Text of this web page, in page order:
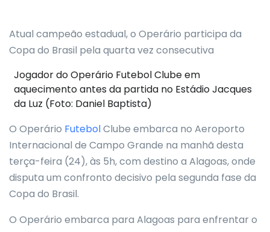
Atual campeão estadual, o Operário participa da
Copa do Brasil pela quarta vez consecutiva
Jogador do Operário Futebol Clube em
aquecimento antes da partida no Estádio Jacques
da Luz (Foto: Daniel Baptista)
O Operário FutebolClube embarca no Aeroporto
Internacional de Campo Grande na manhã desta
terça-feira (24), às 5h, com destino a Alagoas, onde
disputa um confronto decisivo pela segunda fase da
Copa do Brasil.
O Operário embarca para Alagoas para enfrentar o